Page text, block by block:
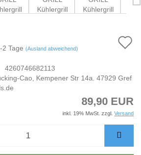
2 Tage (Ausland abweichend)
4260746682113
Cao, Kempener Str 14a. 47929 Gref
89,90 EUR
inkl. 19% MwSt. zzgl. Versand